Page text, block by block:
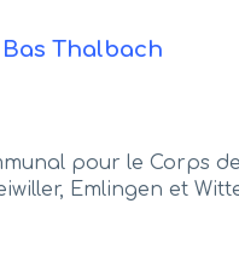
Bas Thalbach
pour le Corps
Emlingen et